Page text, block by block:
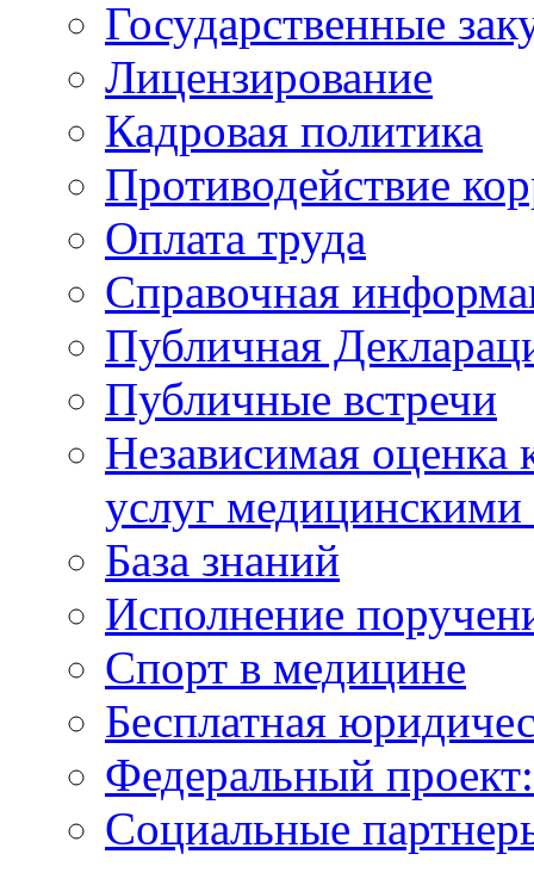
Государственные
Лицензирование
Кадровая политика
Противодействие
Оплата труда
Справочная
Публичная
Публичные встречи
Независимая оценка
услуг
База знаний
Исполнение
Спорт в медицине
Бесплатная
Федеральный
Социальные